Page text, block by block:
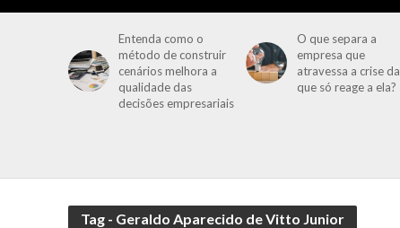
Entenda como o
método de construir
cenários melhora a
qualidade das
decisões empresariais
O que separa a
empresa que
atravessa a crise da
que só reage a ela?
Tag - Geraldo Aparecido de Vitto Junior